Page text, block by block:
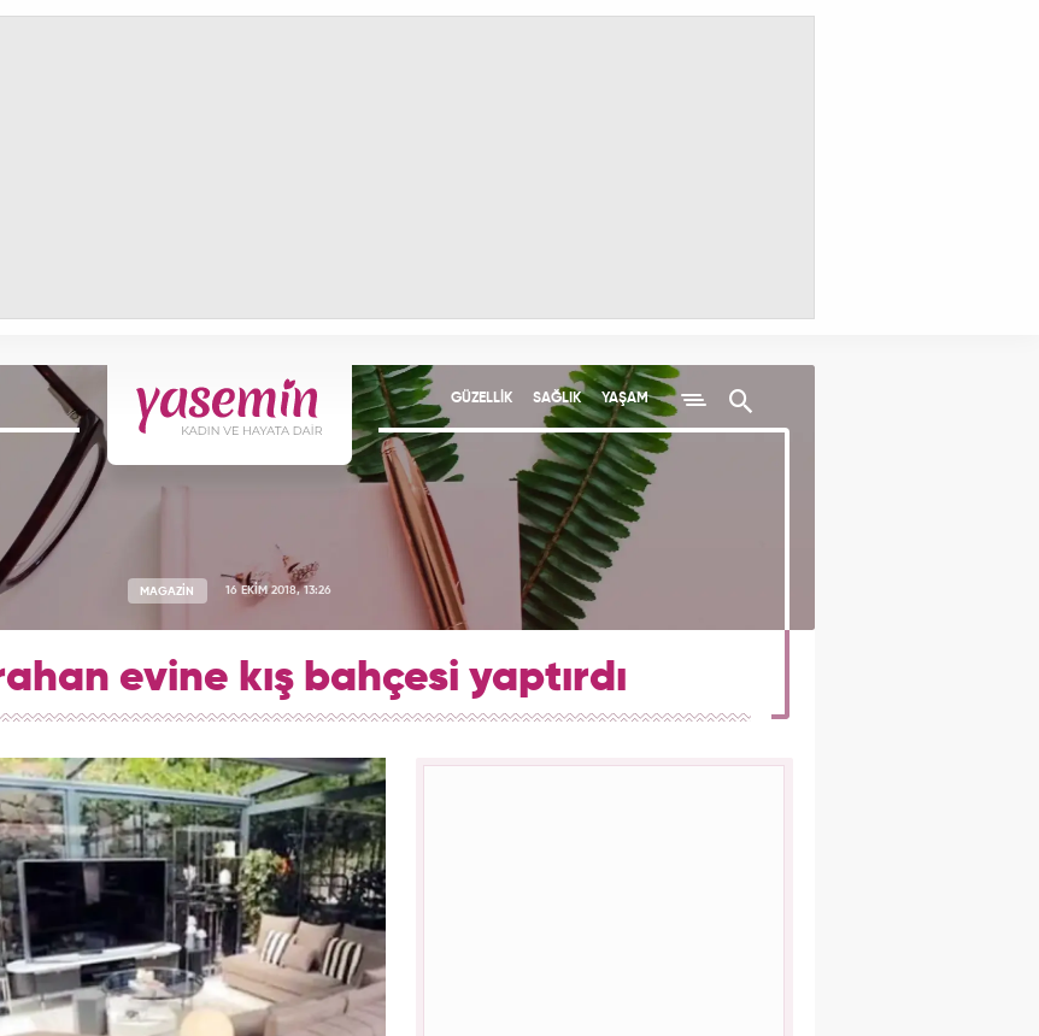
GÜZELLİK SAĞLIK YAŞAM
MAGAZİN 16 EKİM 2018, 13:26
evine kış bahçesi yaptırdı